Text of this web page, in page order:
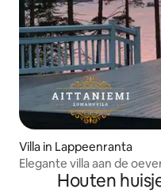
Villa in Lappeenranta
Elegante villa aan de
Houten